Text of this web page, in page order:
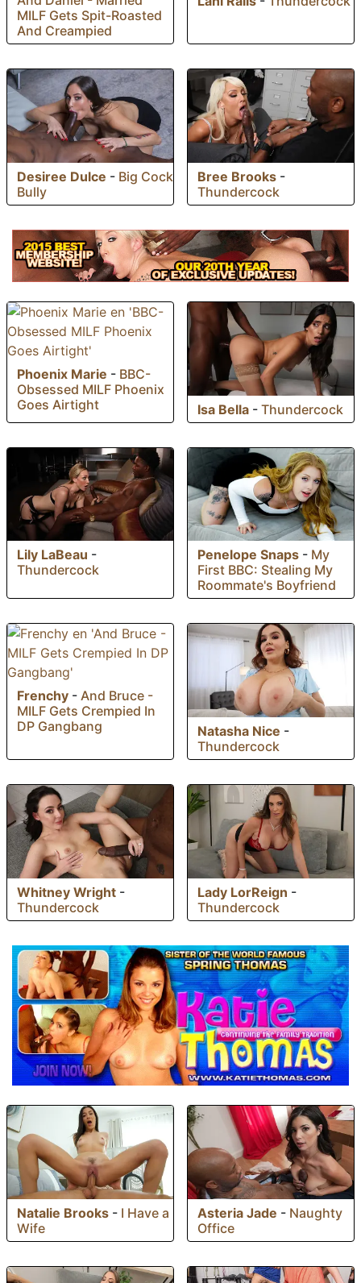
MILF Gets Spit-Roasted
And Creampied
Desiree Dulce - Big Cock
Bully
Bree Brooks -
Thundercock
Phoenix Marie - BBC-
Obsessed MILF Phoenix
Goes Airtight
Isa Bella - Thundercock
Lily LaBeau -
Thundercock
Penelope Snaps - My
First BBC: Stealing My
Roommate's Boyfriend
Frenchy - And Bruce -
MILF Gets Crempied In
DP Gangbang
Natasha Nice -
Thundercock
Whitney Wright -
Thundercock
Lady LorReign -
Thundercock
Natalie Brooks - I Have a
Wife
Asteria Jade - Naughty
Office